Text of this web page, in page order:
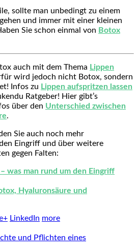
sollte man unbedingt zu einem
und immer mit einer kleinen
Sie schon einmal von Botox
auch mit dem Thema Lippen
wird jedoch nicht Botox, sondern
Infos zu Lippen aufspritzen lassen
Ratgeber! Hier gibt’s
über den Unterschied zwischen
.
Sie auch noch mehr
Eingriff und über weitere
gegen Falten:
was man rund um den Eingriff
Hyaluronsäure und
LinkedIn more
und Pflichten eines